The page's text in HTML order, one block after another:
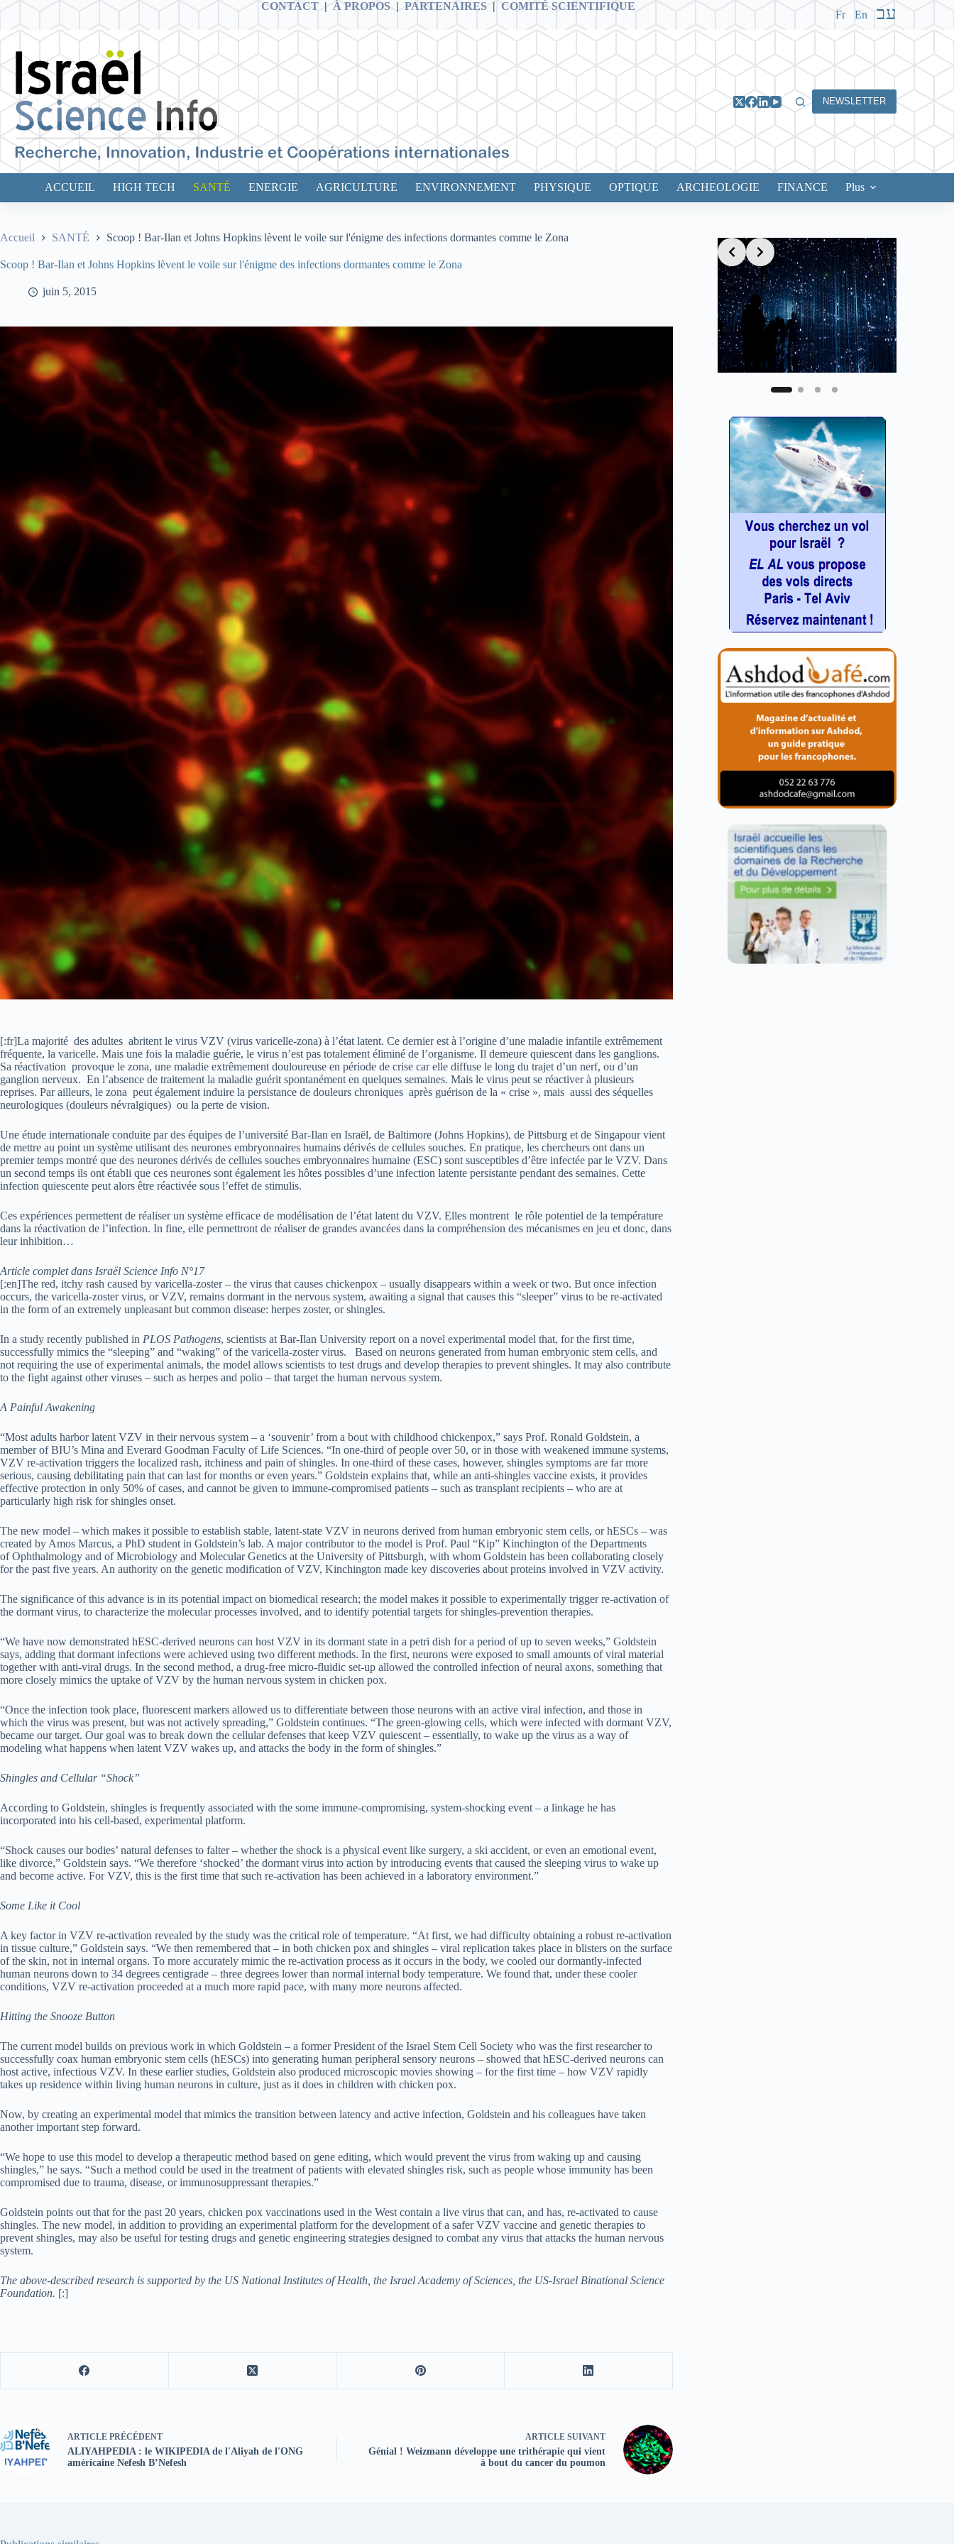
contenu
CONTACT | À PROPOS |PARTENAIRES |COMITÉ SCIENTIFIQUE
Fr En עב
NEWSLETTER
ACCUEIL HIGH TECH SANTÉ ENERGIE AGRICULTURE ENVIRONNEMENT PHYSIQUE OPTIQUE ARCHEOLOGIE FINANCE Plus
Accueil SANTÉ Scoop ! Bar-Ilan et Johns Hopkins lèvent le voile sur l'énigme des infections dormantes comme le Zona
Scoop ! Bar-Ilan et Johns Hopkins lèvent le voile sur l'énigme des infections dormantes comme le Zona
juin 5, 2015
[:fr]La majorité des adultes abritent le virus VZV (virus varicelle-zona) à l’état latent. Ce dernier est à l’origine d’une maladie infantile extrêmement
fréquente, la varicelle. Mais une fois la maladie guérie, le virus n’est pas totalement éliminé de l’organisme. Il demeure quiescent dans les ganglions.
Sa réactivation provoque le zona, une maladie extrêmement douloureuse en période de crise car elle diffuse le long du trajet d’un nerf, ou d’un
ganglion nerveux. En l’absence de traitement la maladie guérit spontanément en quelques semaines. Mais le virus peut se réactiver à plusieurs
reprises. Par ailleurs, le zona peut également induire la persistance de douleurs chroniques après guérison de la « crise », mais aussi des séquelles
neurologiques (douleurs névralgiques) ou la perte de vision.
Une étude internationale conduite par des équipes de l’université Bar-Ilan en Israël, de Baltimore (Johns Hopkins), de Pittsburg et de Singapour vient
de mettre au point un système utilisant des neurones embryonnaires humains dérivés de cellules souches. En pratique, les chercheurs ont dans un
premier temps montré que des neurones dérivés de cellules souches embryonnaires humaine (ESC) sont susceptibles d’être infectée par le VZV. Dans
un second temps ils ont établi que ces neurones sont également les hôtes possibles d’une infection latente persistante pendant des semaines. Cette
infection quiescente peut alors être réactivée sous l’effet de stimulis.
Ces expériences permettent de réaliser un système efficace de modélisation de l’état latent du VZV. Elles montrent le rôle potentiel de la température
dans la réactivation de l’infection. In fine, elle permettront de réaliser de grandes avancées dans la compréhension des mécanismes en jeu et donc, dans
leur inhibition…
Article complet dans Israël Science Info N°17
[:en]The red, itchy rash caused by varicella-zoster – the virus that causes chickenpox – usually disappears within a week or two. But once infection
occurs, the varicella-zoster virus, or VZV, remains dormant in the nervous system, awaiting a signal that causes this “sleeper” virus to be re-activated
in the form of an extremely unpleasant but common disease: herpes zoster, or shingles.
In a study recently published in PLOS Pathogens, scientists at Bar-Ilan University report on a novel experimental model that, for the first time,
successfully mimics the “sleeping” and “waking” of the varicella-zoster virus. Based on neurons generated from human embryonic stem cells, and
not requiring the use of experimental animals, the model allows scientists to test drugs and develop therapies to prevent shingles. It may also contribute
to the fight against other viruses – such as herpes and polio – that target the human nervous system.
A Painful Awakening
“Most adults harbor latent VZV in their nervous system – a ‘souvenir’ from a bout with childhood chickenpox,” says Prof. Ronald Goldstein, a
member of BIU’s Mina and Everard Goodman Faculty of Life Sciences. “In one-third of people over 50, or in those with weakened immune systems,
VZV re-activation triggers the localized rash, itchiness and pain of shingles. In one-third of these cases, however, shingles symptoms are far more
serious, causing debilitating pain that can last for months or even years.” Goldstein explains that, while an anti-shingles vaccine exists, it provides
effective protection in only 50% of cases, and cannot be given to immune-compromised patients – such as transplant recipients – who are at
particularly high risk for shingles onset.
The new model – which makes it possible to establish stable, latent-state VZV in neurons derived from human embryonic stem cells, or hESCs – was
created by Amos Marcus, a PhD student in Goldstein’s lab. A major contributor to the model is Prof. Paul “Kip” Kinchington of the Departments
of Ophthalmology and of Microbiology and Molecular Genetics at the University of Pittsburgh, with whom Goldstein has been collaborating closely
for the past five years. An authority on the genetic modification of VZV, Kinchington made key discoveries about proteins involved in VZV activity.
The significance of this advance is in its potential impact on biomedical research; the model makes it possible to experimentally trigger re-activation of
the dormant virus, to characterize the molecular processes involved, and to identify potential targets for shingles-prevention therapies.
“We have now demonstrated hESC-derived neurons can host VZV in its dormant state in a petri dish for a period of up to seven weeks,” Goldstein
says, adding that dormant infections were achieved using two different methods. In the first, neurons were exposed to small amounts of viral material
together with anti-viral drugs. In the second method, a drug-free micro-fluidic set-up allowed the controlled infection of neural axons, something that
more closely mimics the uptake of VZV by the human nervous system in chicken pox.
“Once the infection took place, fluorescent markers allowed us to differentiate between those neurons with an active viral infection, and those in
which the virus was present, but was not actively spreading,” Goldstein continues. “The green-glowing cells, which were infected with dormant VZV,
became our target. Our goal was to break down the cellular defenses that keep VZV quiescent – essentially, to wake up the virus as a way of
modeling what happens when latent VZV wakes up, and attacks the body in the form of shingles.”
Shingles and Cellular “Shock”
According to Goldstein, shingles is frequently associated with the some immune-compromising, system-shocking event – a linkage he has
incorporated into his cell-based, experimental platform.
“Shock causes our bodies’ natural defenses to falter – whether the shock is a physical event like surgery, a ski accident, or even an emotional event,
like divorce,” Goldstein says. “We therefore ‘shocked’ the dormant virus into action by introducing events that caused the sleeping virus to wake up
and become active. For VZV, this is the first time that such re-activation has been achieved in a laboratory environment.”
Some Like it Cool
A key factor in VZV re-activation revealed by the study was the critical role of temperature. “At first, we had difficulty obtaining a robust re-activation
in tissue culture,” Goldstein says. “We then remembered that – in both chicken pox and shingles – viral replication takes place in blisters on the surface
of the skin, not in internal organs. To more accurately mimic the re-activation process as it occurs in the body, we cooled our dormantly-infected
human neurons down to 34 degrees centigrade – three degrees lower than normal internal body temperature. We found that, under these cooler
conditions, VZV re-activation proceeded at a much more rapid pace, with many more neurons affected.
Hitting the Snooze Button
The current model builds on previous work in which Goldstein – a former President of the Israel Stem Cell Society who was the first researcher to
successfully coax human embryonic stem cells (hESCs) into generating human peripheral sensory neurons – showed that hESC-derived neurons can
host active, infectious VZV. In these earlier studies, Goldstein also produced microscopic movies showing – for the first time – how VZV rapidly
takes up residence within living human neurons in culture, just as it does in children with chicken pox.
Now, by creating an experimental model that mimics the transition between latency and active infection, Goldstein and his colleagues have taken
another important step forward.
“We hope to use this model to develop a therapeutic method based on gene editing, which would prevent the virus from waking up and causing
shingles,” he says. “Such a method could be used in the treatment of patients with elevated shingles risk, such as people whose immunity has been
compromised due to trauma, disease, or immunosuppressant therapies.”
Goldstein points out that for the past 20 years, chicken pox vaccinations used in the West contain a live virus that can, and has, re-activated to cause
shingles. The new model, in addition to providing an experimental platform for the development of a safer VZV vaccine and genetic therapies to
prevent shingles, may also be useful for testing drugs and genetic engineering strategies designed to combat any virus that attacks the human nervous
system.
The above-described research is supported by the US National Institutes of Health, the Israel Academy of Sciences, the US-Israel Binational Science
Foundation. [:]
ARTICLE PRÉCÉDENT
ALIYAHPEDIA : le WIKIPEDIA de l'Aliyah de l'ONG
américaine Nefesh B’Nefesh
ARTICLESUIVANT
Génial ! Weizmann développe une trithérapie qui vient
à bout du cancer du poumon